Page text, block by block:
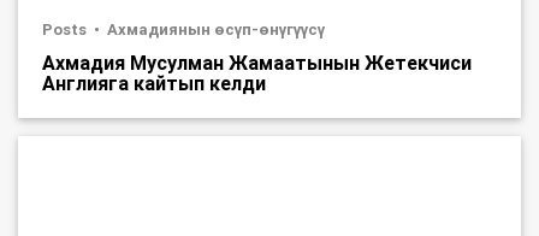
Posts Ахмадиянын өсүп-өнүгүүсү
Ахмадия Мусулман Жамаатынын Жетекчиси
Англияга кайтып келди